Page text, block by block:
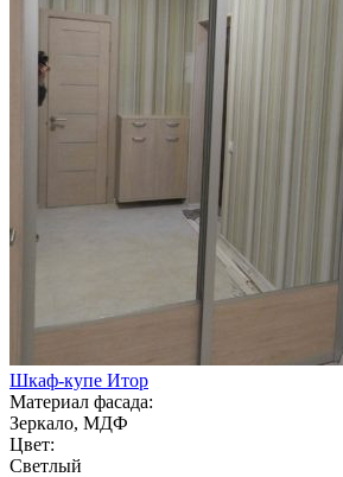
Шкаф-купе Итор
Материал фасада:
Зеркало, МДФ
Цвет:
Светлый